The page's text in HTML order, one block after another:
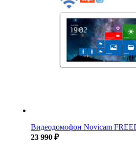
Видеодомофон Novicam
23 990 ₽